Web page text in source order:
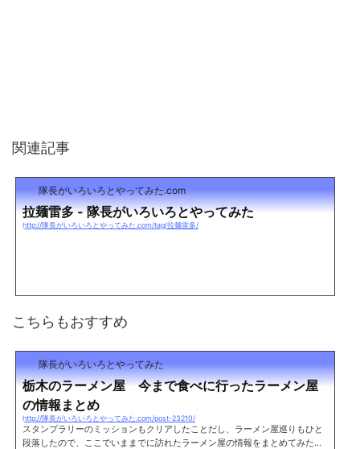
関連記事
隊長がいろいろとやってみた.com
拉麺雷多 - 隊長がいろいろとやってみた
http://隊長がいろいろとやってみた.com/tag/拉麺雷多/
こちらもおすすめ
隊長がいろいろとやってみた
栃木のラーメン屋 今まで食べに行ったラーメン屋
の情報まとめ
http://隊長がいろいろとやってみた.com/post-23210/
スタンプラリーのミッションもクリアしたことだし、ラーメン屋巡りもひと
段落したので、ここでいままでに訪れたラーメン屋の情報をまとめてみた。